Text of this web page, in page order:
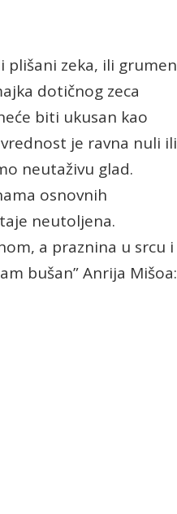
plišani zeka, ili grumen
dotičnog zeca
biti ukusan kao
je ravna nuli ili
neutaživu glad.
osnovnih
neutoljena.
a praznina u srcu i
bušan” Anrija Mišoa: